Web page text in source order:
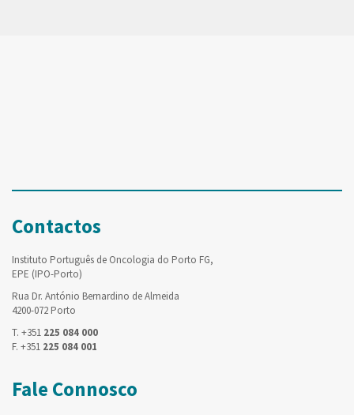
Contactos
Instituto Português de Oncologia do Porto FG,
EPE (IPO-Porto)
Rua Dr. António Bernardino de Almeida
4200-072 Porto
T. +351 225 084 000
F. +351 225 084 001
Fale Connosco